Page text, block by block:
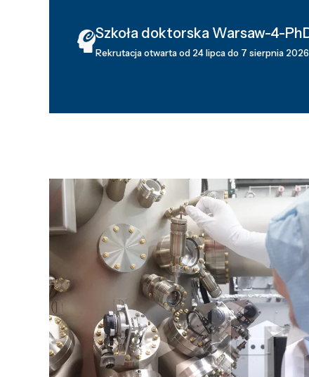
Szkoła doktorska Warsaw-4-
Rekrutacja otwarta od 24 lipca do 7 sierpnia 2026